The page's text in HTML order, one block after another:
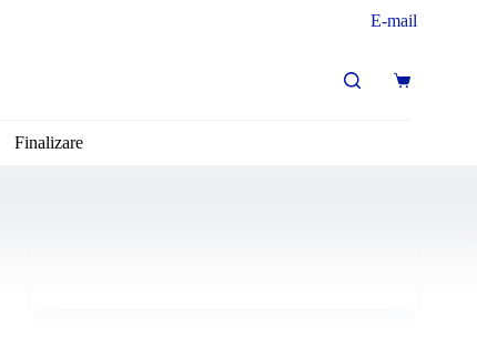
E-mail
Coș
Finalizare